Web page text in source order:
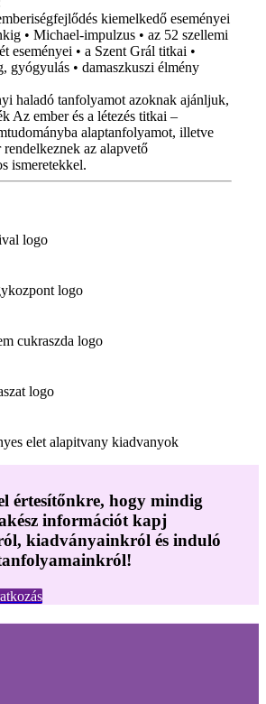
kiemelkedő eseményei
• Michael-impulzus • az 52 szellemi
eseményei • a Szent Grál titkai •
gyógyulás • damaszkuszi élmény
haladó tanfolyamot azoknak ajánljuk,
Az ember és a létezés titkai –
alaptanfolyamot, illetve
az alapvető
ismeretekkel.
értesítőnkre, hogy mindig
információt kapj
kiadványainkról és induló